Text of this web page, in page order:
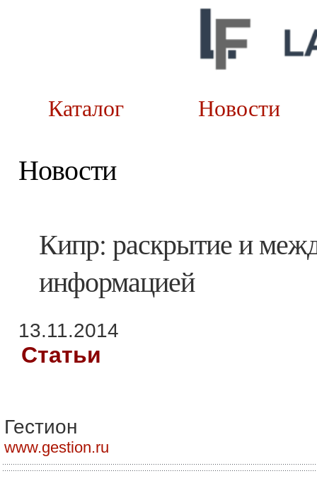
Каталог
Новости
Кипр: раскрытие и
информацией
13.11.2014
Статьи
Гестион
www.gestion.ru